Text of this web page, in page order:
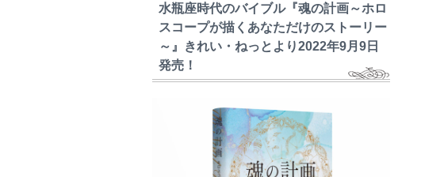
水瓶座時代のバイブル『魂の計画～ホロ
スコープが描くあなただけのストーリー
～』きれい・ねっとより2022年9月9日
発売！